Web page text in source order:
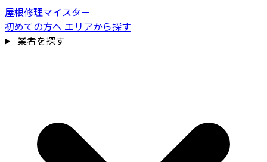
屋根修理マイスター
初めての方へ エリアから探す
業者を探す
費用相場を見る